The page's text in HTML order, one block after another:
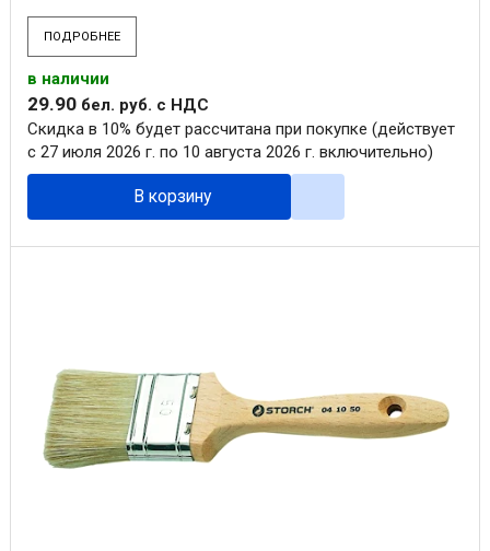
ПОДРОБНЕЕ
в наличии
29.90 бел. руб. с НДС
Скидка в 10% будет рассчитана при покупке (действует
с 27 июля 2026 г. по 10 августа 2026 г. включительно)
В корзину